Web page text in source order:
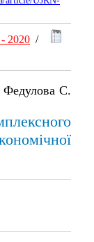
- 2020 /
С.